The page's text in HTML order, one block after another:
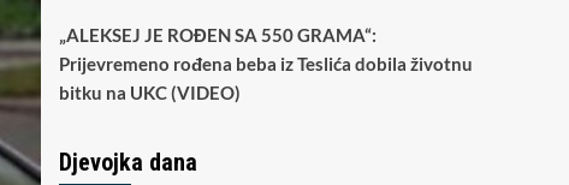
„ALEKSEJ JE ROĐEN SA 550 GRAMA“:
Prijevremeno rođena beba iz Teslića dobila životnu
bitku na UKC (VIDEO)
Djevojka dana